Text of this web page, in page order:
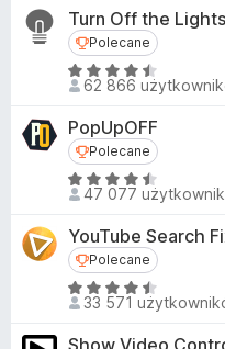
,
7
/
5
e
n
a
:
,
3
/
5
Turn Off the Lights
Polecane
Polecane
O
c
e
n
a
:
,
6
/
5
62 866
PopUpOFF
Polecane
Polecane
O
c
e
n
a
:
,
47 077
YouTube Search
Polecane
Polecane
O
c
e
33 571
Show Video